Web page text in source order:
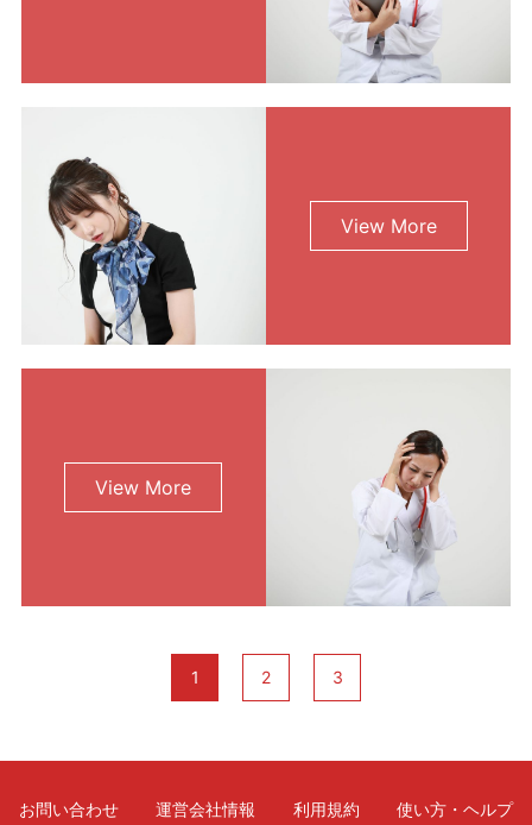
View More
View More
1 2 3
お問い合わせ 運営会社情報 利用規約 使い方・ヘルプ